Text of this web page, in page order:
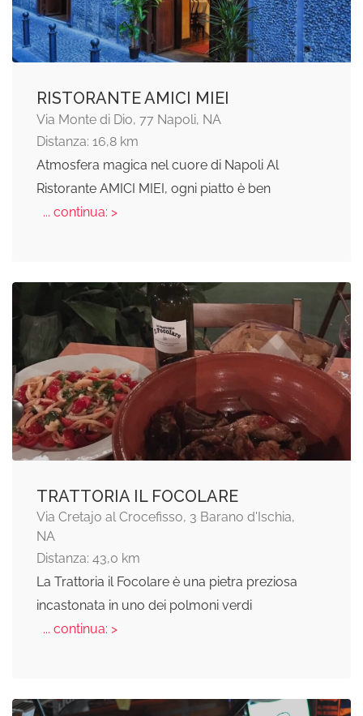
RISTORANTE AMICI MIEI
Via Monte di Dio, 77 Napoli, NA
Distanza: 16,8 km
Atmosfera magica nel cuore di Napoli Al
Ristorante AMICI MIEI, ogni piatto è ben
... continua: >
TRATTORIA IL FOCOLARE
Via Cretajo al Crocefisso, 3 Barano d'Ischia,
NA
Distanza: 43,0 km
La Trattoria il Focolare è una pietra preziosa
incastonata in uno dei polmoni verdi
... continua: >